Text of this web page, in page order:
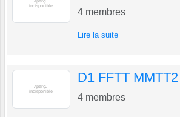
4 membres
Lire la suite
D1 FFTT MMTT2
4 membres